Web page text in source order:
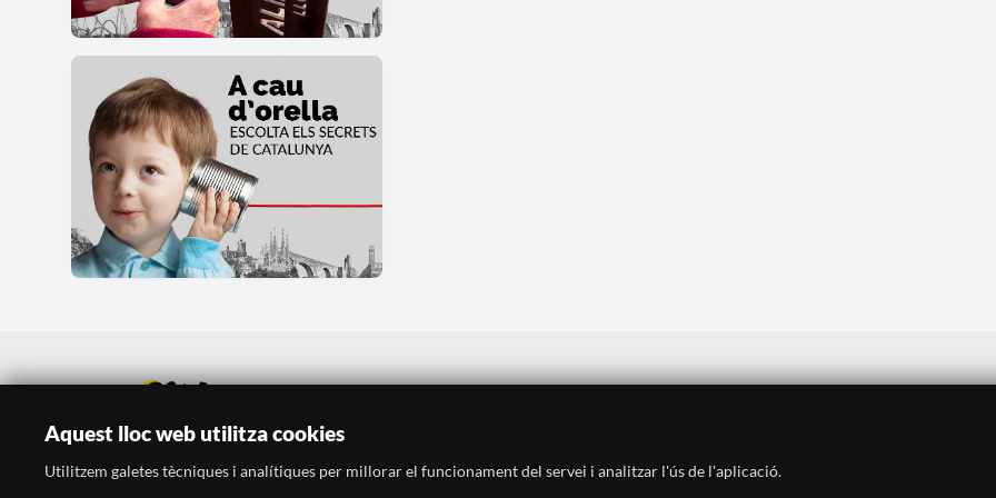
Aquest lloc web utilitza cookies
Utilitzem galetes tècniques i analítiques per millorar el funcionament del servei i analitzar l'ús de l'aplicació.